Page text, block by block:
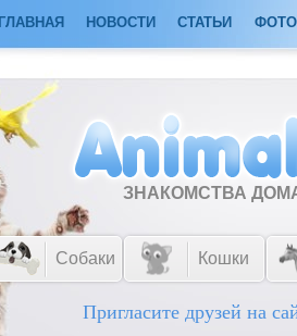
ГЛАВНАЯ НОВОСТИ СТАТЬИ ФОТО
ЗНАКОМСТВА
Собаки Кошки
Пригласите друзей на